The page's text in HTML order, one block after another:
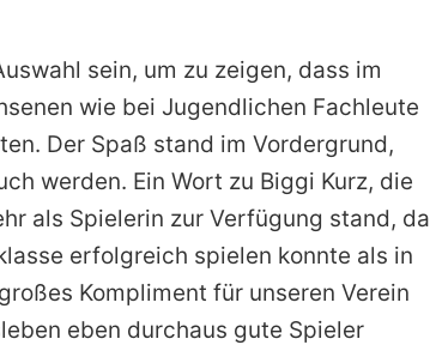
sein, um zu zeigen, dass im
wie bei Jugendlichen Fachleute
Der Spaß stand im Vordergrund,
werden. Ein Wort zu Biggi Kurz, die
als Spielerin zur Verfügung stand, da
erfolgreich spielen konnte als in
Kompliment für unseren Verein
eben durchaus gute Spieler